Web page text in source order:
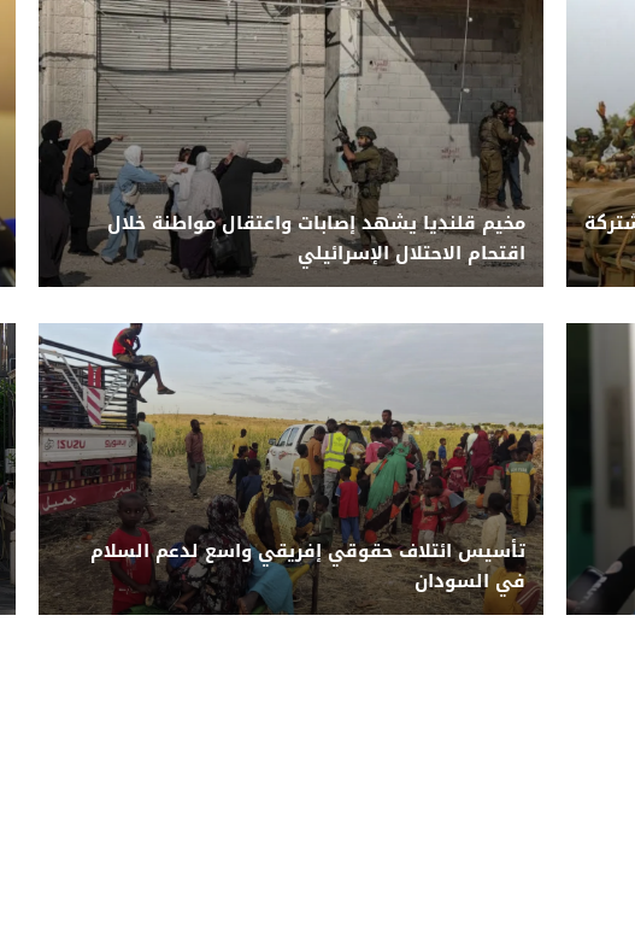
مخيم قلنديا يشهد إصابات واعتقال مواطنة خلال
اقتحام الاحتلال الإسرائيلي
تأسيس ائتلاف حقوقي إفريقي واسع لدعم السلام
في السودان